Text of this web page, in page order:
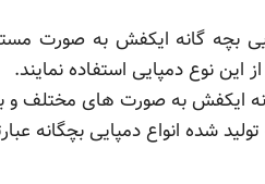
بچه گانه ایکفش به صورت
این نوع دمپایی استفاده نمایند.
ایکفش به صورت های مختلف و
شده انواع دمپایی بچگانه